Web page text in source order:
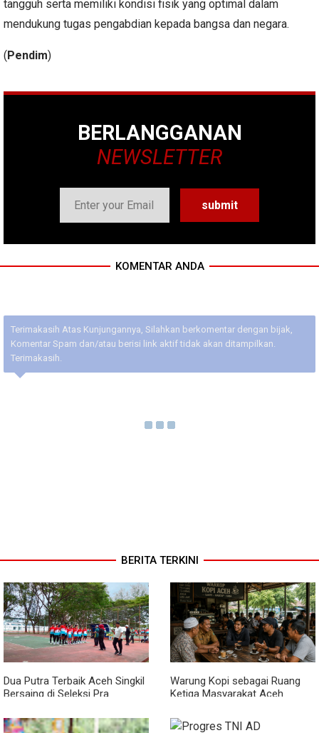
tangguh serta memiliki kondisi fisik yang optimal dalam
mendukung tugas pengabdian kepada bangsa dan negara.
( Pendim)
BERLANGGANAN
NEWSLETTER
KOMENTAR ANDA
Terimakasih Atas Kunjungannya, Silahkan berkomentar dengan bijak,
Komentar Spam dan/atau berisi link aktif tidak akan ditampilkan.
Terimakasih.
BERITA TERKINI
Dua Putra Terbaik Aceh Singkil
Bersaing di Seleksi Pra
Warung Kopi sebagai Ruang
Ketiga Masyarakat Aceh